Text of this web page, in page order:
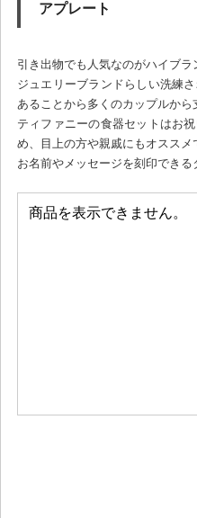
アプレート
引き出物でも人気なのがハイブラ
ジュエリーブランドらしい洗練
あることから多くのカップルから
ティファニーの食器セットはお
め、目上の方や親戚にもオススメ
お名前やメッセージを刻印できる